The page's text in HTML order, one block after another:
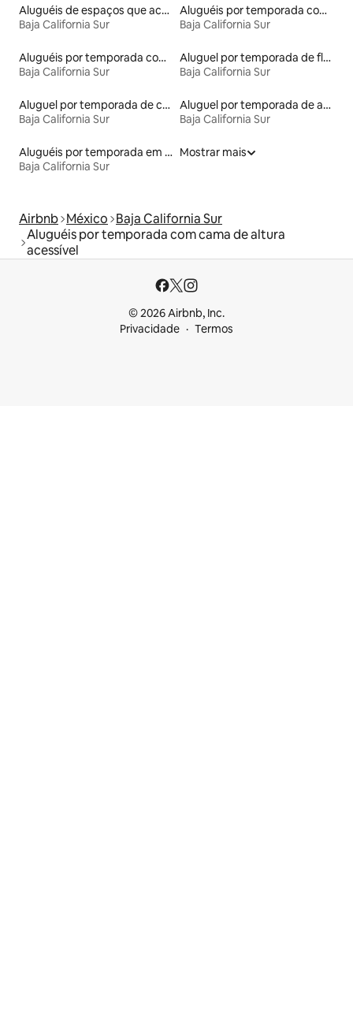
Aluguéis de espaços que aceitam animais de estimação
Baja California Sur
Aluguéis por temporada com banheiro para PCD
Baja California Sur
Aluguéis por temporada com acesso à praia
Baja California Sur
Aluguel por temporada de flats
Baja California Sur
Aluguel por temporada de casas de hóspedes
Baja California Sur
Aluguel por temporada de apart-hotéis
Baja California Sur
Aluguéis por temporada em resorts
Baja California Sur
Mostrar mais
Airbnb México Baja California Sur
Aluguéis por temporada com cama de altura
acessível
© 2026 Airbnb, Inc.
Privacidade
Termos